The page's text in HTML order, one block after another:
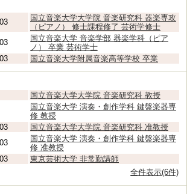
国立音楽大学大学院 音楽研究科 器楽専攻
（ピアノ） 修士課程修了 芸術学修士
国立音楽大学 音楽学部 器楽学科（ピア
ノ） 卒業 芸術学士
国立音楽大学附属音楽高等学校 卒業
国立音楽大学大学院 音楽研究科 教授
国立音楽大学 演奏・創作学科 鍵盤楽器専
修 教授
国立音楽大学大学院 音楽研究科 准教授
国立音楽大学 演奏・創作学科 鍵盤楽器専
修 准教授
東京芸術大学 非常勤講師
全件表示(6件)